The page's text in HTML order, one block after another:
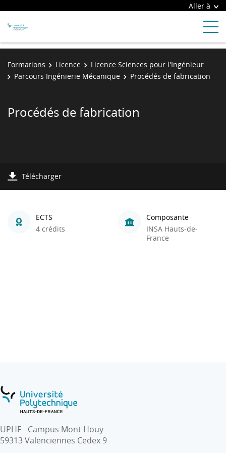
Aller à
Formations Licence
Licence Sciences pour l'Ingénieur
Parcours Ingénierie Mécanique
Procédés de fabrication
Procédés de fabrication
Télécharger
ECTS
4 crédits
Composante
INSA Hauts-de-
France
UPHF - Campus Mont Houy
59313 Valenciennes Cedex 9